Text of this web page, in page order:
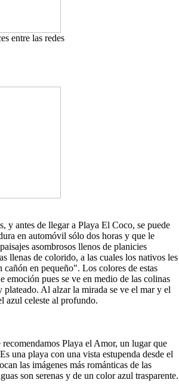
entre las redes
y antes de llegar a Playa El Coco, se puede
en automóvil sólo dos horas y que le
asombrosos llenos de planicies
llenas de colorido, a las cuales los nativos les
en pequeño". Los colores de estas
emoción pues se ve en medio de las colinas
plateado. Al alzar la mirada se ve el mar y el
azul celeste al profundo.
Playa el Amor, un lugar que
una playa con una vista estupenda desde el
las imágenes más románticas de las
son serenas y de un color azul trasparente.